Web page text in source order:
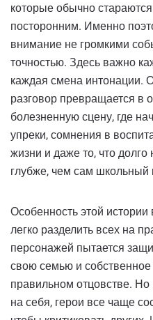
которые обычно
посторонним. Именно
внимание не громкими
точностью. Здесь важно
каждая смена интонации.
разговор превращается в
болезненную сцену, где
упреки, сомнения в
жизни и даже то, что долго
глубже, чем сам школьный
Особенность этой истории
легко разделить всех на
персонажей пытается
свою семью и
правильном отцовстве. Но
на себя, герои все чаще